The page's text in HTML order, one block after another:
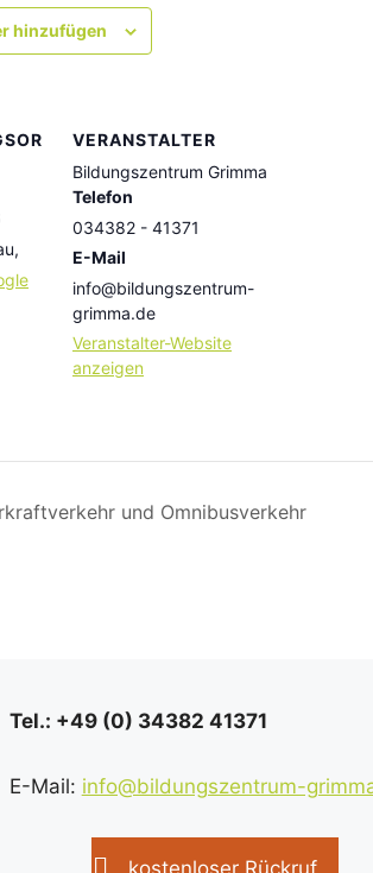
hinzufügen
,
VERANSTALTER
Bildungszentrum Grimma
Telefon
034382 - 41371
E-Mail
info@bildungszentrum-
grimma.de
Veranstalter-Website
anzeigen
und Omnibusverkehr
Tel.: +49 (0) 34382 41371
E-Mail: info@bildungszentrum-
kostenloser Rückruf